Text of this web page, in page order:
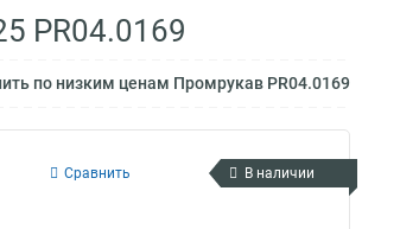
PR04.0169
по низким ценам Промрукав PR04.0169
Сравнить В наличии